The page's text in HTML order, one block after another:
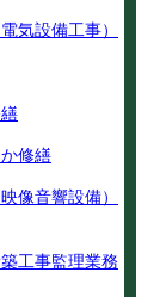
気設備工事）
修繕
像音響設備）
工事監理業務